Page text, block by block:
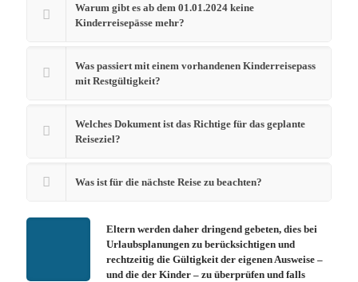
Warum gibt es ab dem 01.01.2024 keine
Kinderreisepässe mehr?
Was passiert mit einem vorhandenen Kinderreisepass
mit Restgültigkeit?
Welches Dokument ist das Richtige für das geplante
Reiseziel?
Was ist für die nächste Reise zu beachten?
Eltern werden daher dringend gebeten, dies bei
Urlaubsplanungen zu berücksichtigen und
rechtzeitig die Gültigkeit der eigenen Ausweise –
und die der Kinder – zu überprüfen und falls